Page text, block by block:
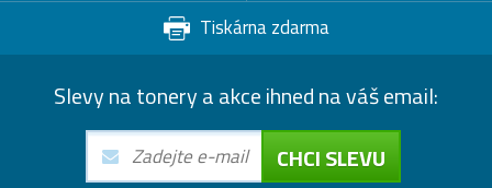
Tiskárna zdarma
Slevy na tonery a akce ihned na váš email:
CHCI SLEVU